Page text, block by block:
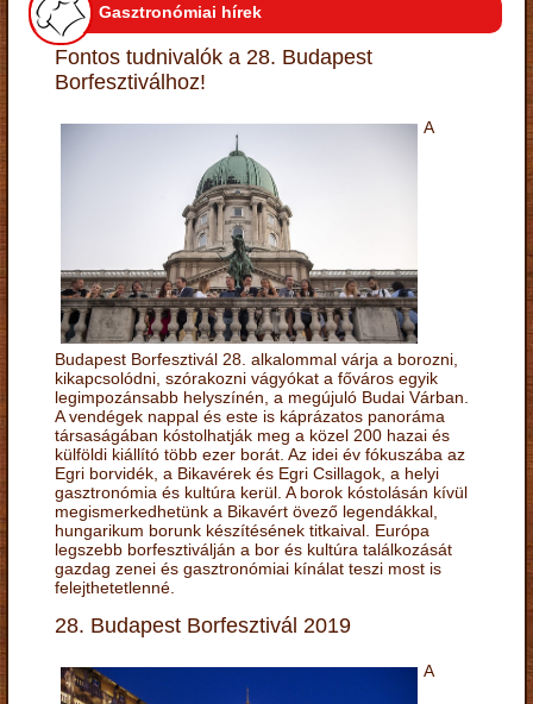
Gasztronómiai hírek
Fontos tudnivalók a 28. Budapest
Borfesztiválhoz!
A
Budapest Borfesztivál 28. alkalommal várja a borozni,
kikapcsolódni, szórakozni vágyókat a főváros egyik
legimpozánsabb helyszínén, a megújuló Budai Várban.
A vendégek nappal és este is káprázatos panoráma
társaságában kóstolhatják meg a közel 200 hazai és
külföldi kiállító több ezer borát. Az idei év fókuszába az
Egri borvidék, a Bikavérek és Egri Csillagok, a helyi
gasztronómia és kultúra kerül. A borok kóstolásán kívül
megismerkedhetünk a Bikavért övező legendákkal,
hungarikum borunk készítésének titkaival. Európa
legszebb borfesztiválján a bor és kultúra találkozását
gazdag zenei és gasztronómiai kínálat teszi most is
felejthetetlenné.
28. Budapest Borfesztivál 2019
A